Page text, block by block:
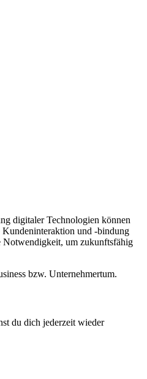
digitaler Technologien können
Kundeninteraktion und -bindung
Notwendigkeit, um zukunftsfähig
bzw. Unternehmertum.
du dich jederzeit wieder